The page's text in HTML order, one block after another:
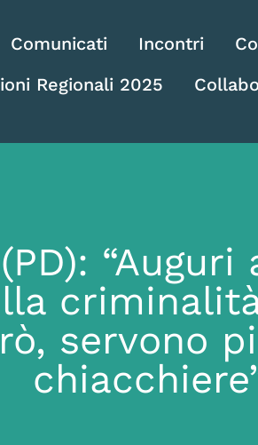
Comunicati Incontri
Regionali 2025
servono